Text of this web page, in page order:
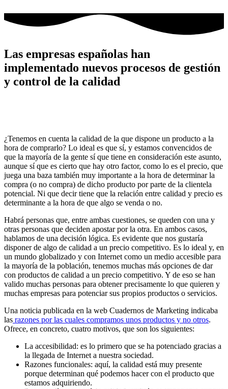
contenido
Las empresas españolas han
implementado nuevos procesos de gestión
y control de la calidad
¿Tenemos en cuenta la calidad de la que dispone un producto a la
hora de comprarlo? Lo ideal es que sí, y estamos convencidos de
que la mayoría de la gente sí que tiene en consideración este asunto,
aunque sí que es cierto que hay otro factor, como lo es el precio, que
juega una baza también muy importante a la hora de determinar la
compra (o no compra) de dicho producto por parte de la clientela
potencial. Ni que decir tiene que la relación entre calidad y precio es
determinante a la hora de que algo se venda o no.
Habrá personas que, entre ambas cuestiones, se queden con una y
otras personas que deciden apostar por la otra. En ambos casos,
hablamos de una decisión lógica. Es evidente que nos gustaría
disponer de algo de calidad a un precio competitivo. Es lo ideal y, en
un mundo globalizado y con Internet como un medio accesible para
la mayoría de la población, tenemos muchas más opciones de dar
con productos de calidad a un precio competitivo. Y de eso se han
valido muchas personas para obtener precisamente lo que quieren y
muchas empresas para potenciar sus propios productos o servicios.
Una noticia publicada en la web Cuadernos de Marketing indicaba
las razones por las cuales compramos unos productos y no otros.
Ofrece, en concreto, cuatro motivos, que son los siguientes:
La accesibilidad: es lo primero que se ha potenciado gracias a
la llegada de Internet a nuestra sociedad.
Razones funcionales: aquí, la calidad está muy presente
porque determinan qué podemos hacer con el producto que
estamos adquiriendo.